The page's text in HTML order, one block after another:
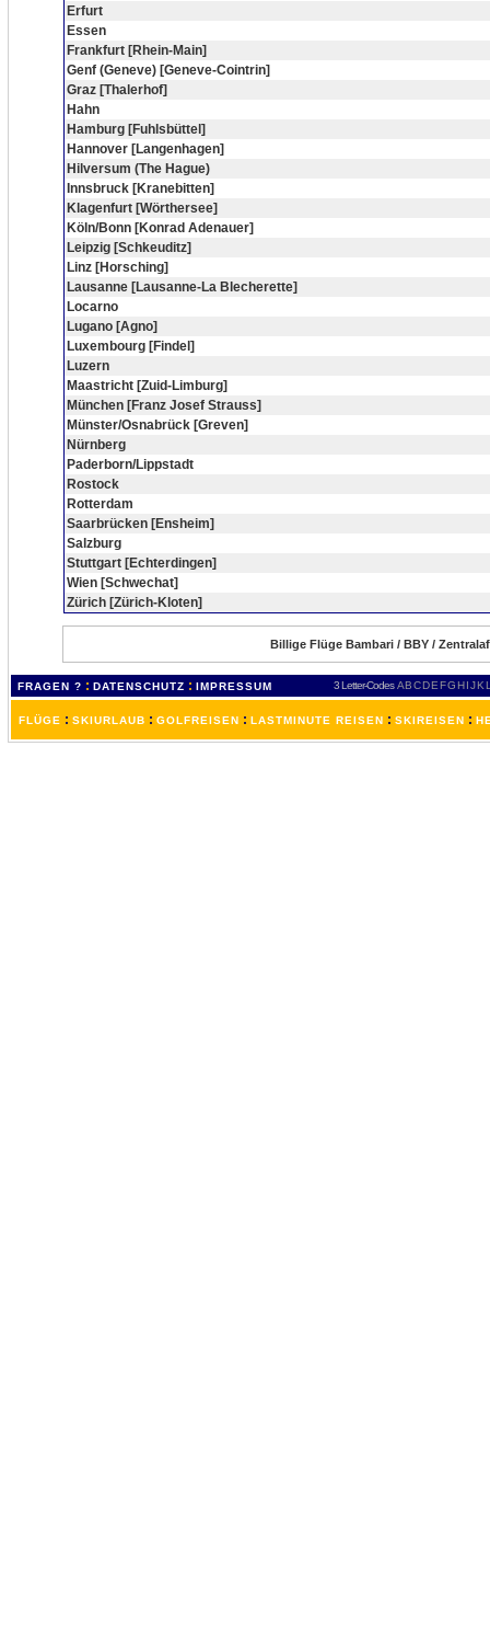
Erfurt
Essen
Frankfurt [Rhein-Main]
Genf (Geneve) [Geneve-Cointrin]
Graz [Thalerhof]
Hahn
Hamburg [Fuhlsbüttel]
Hannover [Langenhagen]
Hilversum (The Hague)
Innsbruck [Kranebitten]
Klagenfurt [Wörthersee]
Köln/Bonn [Konrad Adenauer]
Leipzig [Schkeuditz]
Linz [Horsching]
Lausanne [Lausanne-La Blecherette]
Locarno
Lugano [Agno]
Luxembourg [Findel]
Luzern
Maastricht [Zuid-Limburg]
München [Franz Josef Strauss]
Münster/Osnabrück [Greven]
Nürnberg
Paderborn/Lippstadt
Rostock
Rotterdam
Saarbrücken [Ensheim]
Salzburg
Stuttgart [Echterdingen]
Wien [Schwechat]
Zürich [Zürich-Kloten]
Billige Flüge Bambari / BBY /
FRAGEN ? : DATENSCHUTZ : IMPRESSUM 3 Letter-Codes ABCDEFGH IJKL
FLÜGE : SKIURLAUB : GOLFREISEN : LASTMINUTE REISEN : SKIREISEN :